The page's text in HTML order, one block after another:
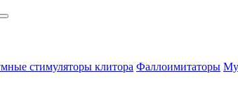
стимуляторы клитора Фаллоимитаторы